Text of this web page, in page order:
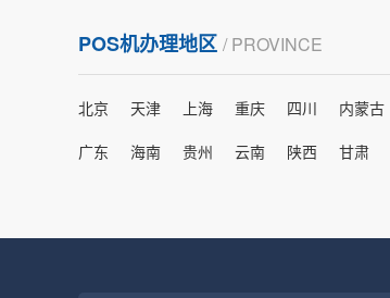
朋友推荐的，很好用，很安全，到账速度也很
快，机器很正规，值得推荐，客服讲解很仔细，
很满意！
POS机办理地区 / PROVINCE
北京 天津 上海 重庆 四川 内蒙古
广东
海南 贵州 云南 陕西 甘肃